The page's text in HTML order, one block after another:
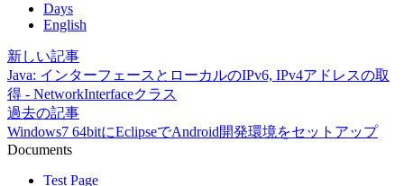
Days
English
新しい記事
Java: インターフェースとローカルのIPv6, IPv4アドレスの取
得 - NetworkInterfaceクラス
過去の記事
Windows7 64bitにEclipseでAndroid開発環境をセットアップ
Documents
Test Page